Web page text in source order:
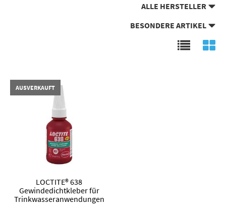
ALLE HERSTELLER
BESONDERE ARTIKEL
AUSVERKAUFT
LOCTITE® 638
Gewindedichtkleber für
Trinkwasseranwendungen